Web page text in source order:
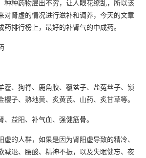
种种药物层出不穷，让人眼花缭乱，所以该
对肾虚的情况进行滋补和调养，今天的文章
排行榜上，最好的补肾气的中成药。
藿、狗脊、鹿角胶、覆盆子、盐菟丝子、锁
樱子、熟地黄、炙黄芪、山药、炙甘草等。
益阳、补气血、强健筋骨。
的人群，如果是因为肾阳虚导致的精冷、
减退、腰酸、精神不振，以及失眠健忘、夜